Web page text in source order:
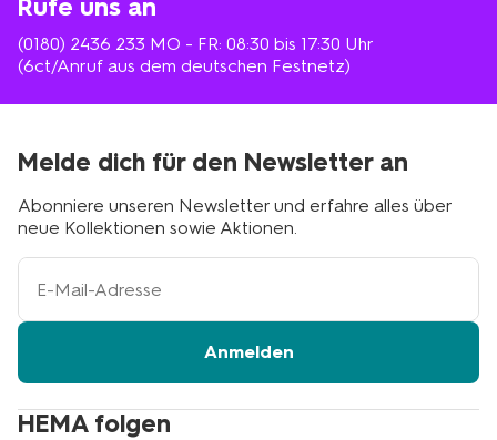
Rufe uns an
(0180) 2436 233 MO - FR: 08:30 bis 17:30 Uhr
(6ct/Anruf aus dem deutschen Festnetz)
HEMA folgen
Melde dich für den Newsletter an
Abonniere unseren Newsletter und erfahre alles über
neue Kollektionen sowie Aktionen.
Ihre
Adresse
Anmelden